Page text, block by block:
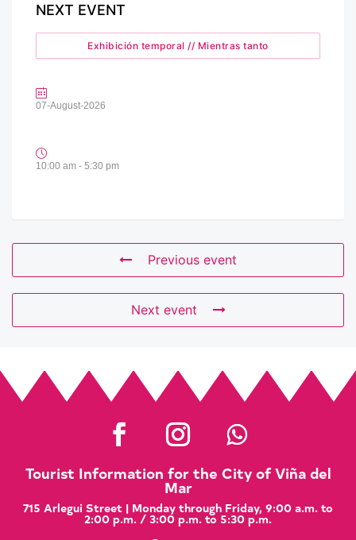
NEXT EVENT
Exhibición temporal // Mientras tanto
07-August-2026
10:00 am - 5:30 pm
Previous event
Next event
Tourist Information for the City of Viña del
Mar
715 Arlegui Street | Monday through Friday, 9:00 a.m. to
2:00 p.m. / 3:00 p.m. to 5:30 p.m.